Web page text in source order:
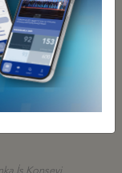
TANIŞMA
İş Konseyi